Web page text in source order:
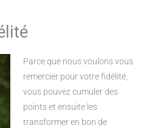
Parce que nous voulons vous
remercier pour votre fidélité,
vous pouvez cumuler des
points et ensuite les
transformer en bon de